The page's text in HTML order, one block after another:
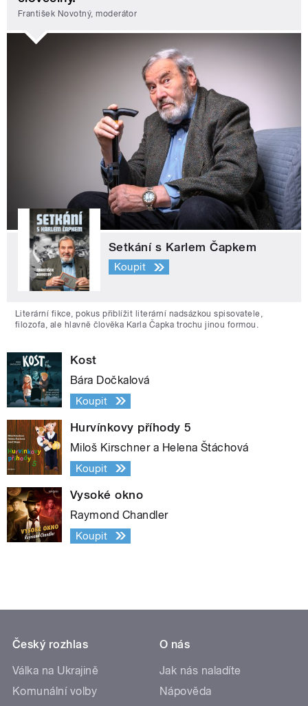
František Novotný, moderátor
Setkání s Karlem Čapkem
Koupit
Literární fikce, pokus přiblížit literární nadsázkou spisovatele,
filozofa, ale hlavně člověka Karla Čapka trochu jinou formou.
Kost
Bára Dočkalová
Koupit
Hurvínkovy příhody 5
Miloš Kirschner a Helena Štáchová
Koupit
Vysoké okno
Raymond Chandler
Koupit
Český rozhlas
Válka na Ukrajině
Komunální volby
O nás
Jak nás naladíte
Nápověda